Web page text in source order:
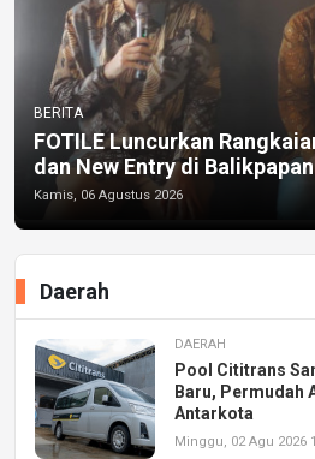
BERITA
FOTILE Luncurkan
dan New Entry di Balikpapan
Kamis, 06 Agustus 2026
Daerah
DAERAH
Pool Cititrans
Baru, Permudah
Antarkota
Minggu, 02 Agu 2026